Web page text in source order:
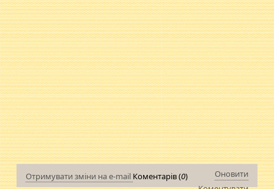
Отримувати зміни на e-mail Коментарів (0)
Оновити